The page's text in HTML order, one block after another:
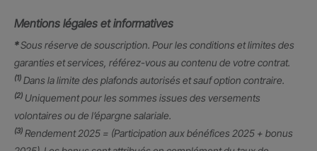
Mentions légales et informatives
*Sous réserve de souscription. Pour les conditions et limites des
garanties et services, référez-vous au contenu de votre contrat.
(1) Dans la limite des plafonds autorisés et sauf option contraire.
(2) Uniquement pour les sommes issues des versements
volontaires ou de l’épargne salariale.
(3) Rendement 2025 = (Participation aux bénéfices 2025 + bonus